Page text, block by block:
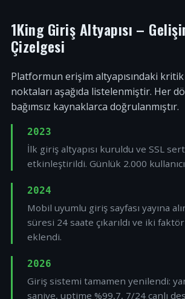
1King Giriş Altyapısı –
Çizelgesi
Platformun erişim altyapısındaki
noktaları aşağıda listelenmiştir. Her
bağımsız kaynaklarca doğrulanmıştır.
2023
İlk giriş altyapısı kuruldu ve SSL
etkinleştirildi. Günlük 2.000
2024
Mobil uyumlu giriş sayfası yayına
süresi 24 saate çıkarıldı ve iki
eklendi.
2026
Giriş sistemi tamamen yenilendi:
saniye, uptime %99,7, 7/24 canlı